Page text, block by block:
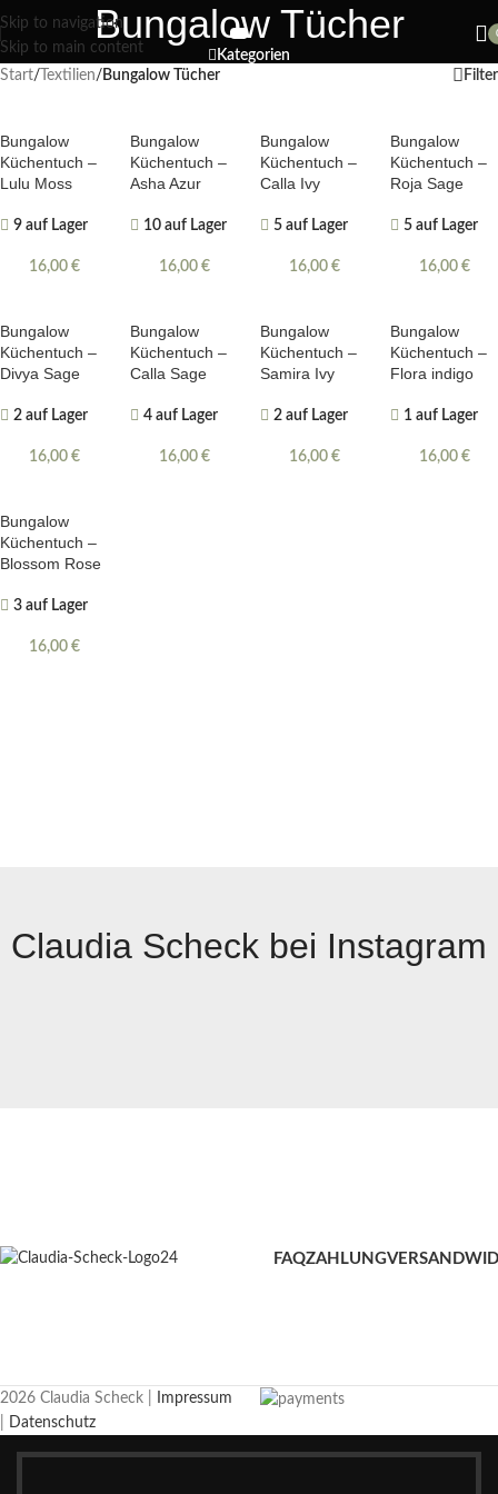
Skip to navigation
Skip to main content
Nächster Workshop Papierblumen, Sonntag 19. Juli / 11 Uhr
Bungalow Tücher
Kategorien
Start/ Textilien/ Bungalow Tücher Filter
Bungalow
Küchentuch –
Lulu Moss
9 auf Lager
16,00 €
Bungalow
Küchentuch –
Asha Azur
10 auf Lager
16,00 €
Bungalow
Küchentuch –
Calla Ivy
5 auf Lager
16,00 €
Bungalow
Küchentuch –
Roja Sage
5 auf Lager
16,00 €
Bungalow
Küchentuch –
Divya Sage
2 auf Lager
16,00 €
Bungalow
Küchentuch –
Calla Sage
4 auf Lager
16,00 €
Bungalow
Küchentuch –
Samira Ivy
2 auf Lager
16,00 €
Bungalow
Küchentuch –
Flora indigo
1 auf Lager
16,00 €
Bungalow
Küchentuch –
Blossom Rose
3 auf Lager
16,00 €
Claudia Scheck bei Instagram
FAQZAHLUNGVERSAND
2026 Claudia Scheck |
Impressum
Datenschutz